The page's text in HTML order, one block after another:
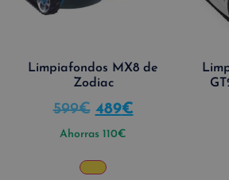
Limpiafondos MX8 de
Zodiac
599€ 489€
Ahorras 110€